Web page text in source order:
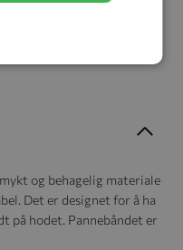
og behagelig materiale
Det er designet for å ha
på hodet. Pannebåndet er